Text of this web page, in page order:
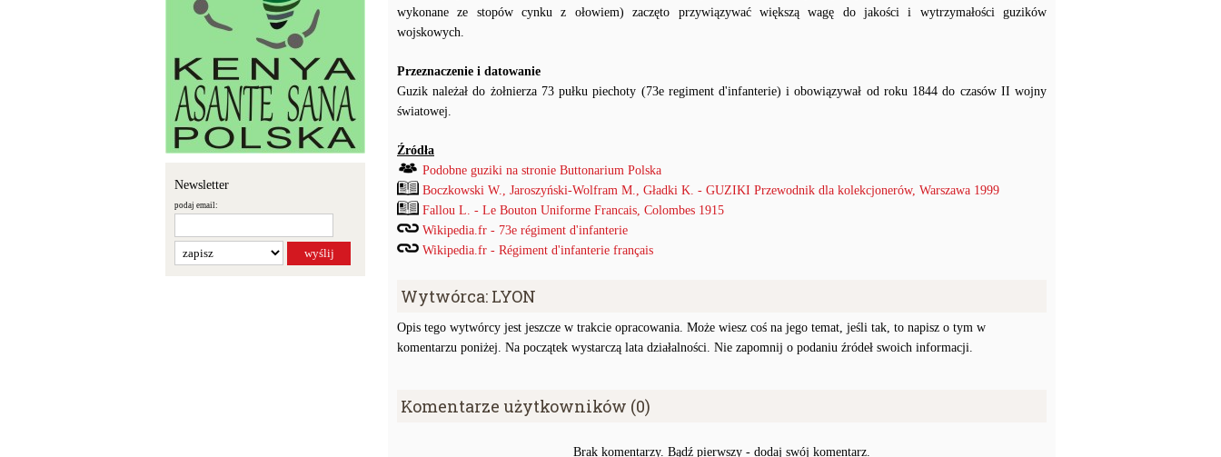
Newsletter
podaj email:
wykonane ze stopów cynku z ołowiem) zaczęto przywiązywać większą wagę do jakości i wytrzymałości guzików
wojskowych.
Przeznaczenie i datowanie
Guzik należał do żołnierza 73 pułku piechoty (73e regiment d'infanterie) i obowiązywał od roku 1844 do czasów II wojny
światowej.
Źródła
Podobne guziki na stronie Buttonarium Polska
Boczkowski W., Jaroszyński-Wolfram M., Gładki K. - GUZIKI Przewodnik dla kolekcjonerów, Warszawa 1999
Fallou L. - Le Bouton Uniforme Francais, Colombes 1915
Wikipedia.fr - 73e régiment d'infanterie
Wikipedia.fr - Régiment d'infanterie français
Wytwórca: LYON
Opis tego wytwórcy jest jeszcze w trakcie opracowania. Może wiesz coś na jego temat, jeśli tak, to napisz o tym w
komentarzu poniżej. Na początek wystarczą lata działalności. Nie zapomnij o podaniu źródeł swoich informacji.
Komentarze użytkowników (0)
Brak komentarzy. Bądź pierwszy - dodaj swój komentarz.